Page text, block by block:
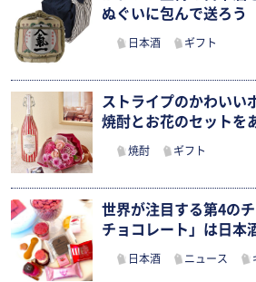
ぬぐいに包んで送ろう
日本酒 ギフト
ストライプのかわいい
焼酎とお花のセットを
焼酎 ギフト
世界が注目する第4の
チョコレート」は日本
日本酒 ニュース